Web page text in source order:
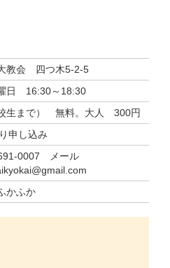
教会 四つ木5-2-5
日 16:30～18:30
生まで） 無料。大人 300円
申し込み
0007 メール
かふか